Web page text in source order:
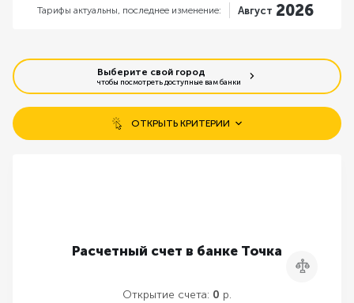
Тарифы актуальны, последнее изменение: Август 2026
Выберите свой город
чтобы посмотреть доступные вам банки
ОТКРЫТЬ КРИТЕРИИ
Расчетный счет в банке Точка
Сравнить
Открытие счета: 0 р.